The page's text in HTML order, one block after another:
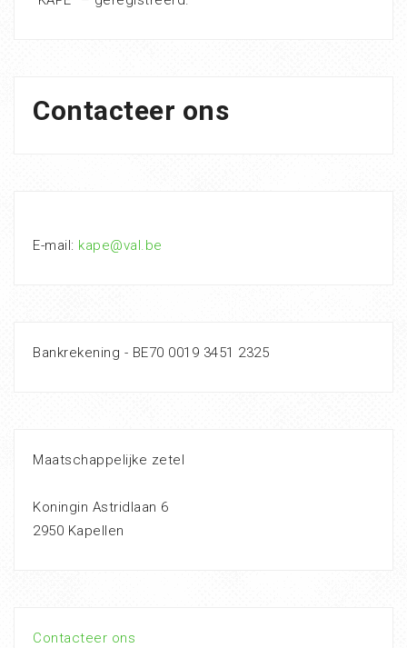
Contacteer ons
E-mail: kape@val.be
Bankrekening - BE70 0019 3451 2325
Maatschappelijke zetel
Koningin Astridlaan 6
2950 Kapellen
Contacteer ons